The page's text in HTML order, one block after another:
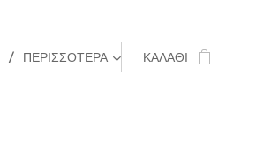
ΠΕΡΙΣΣΌΤΕΡΑ ΚΑΛΆΘΙ